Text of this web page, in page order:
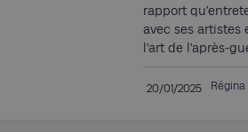
rapport
avec ses artistes
l’art de l’après-
20/01/2025